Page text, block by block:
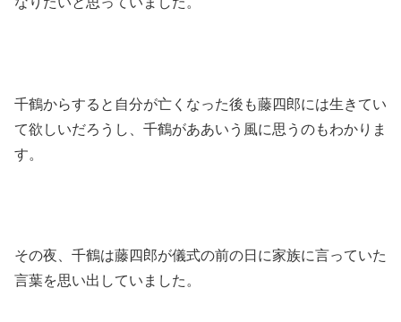
千鶴からすると自分が亡くなった後も藤四郎には生きてい
て欲しいだろうし、千鶴がああいう風に思うのもわかりま
す。
その夜、千鶴は藤四郎が儀式の前の日に家族に言っていた
言葉を思い出していました。